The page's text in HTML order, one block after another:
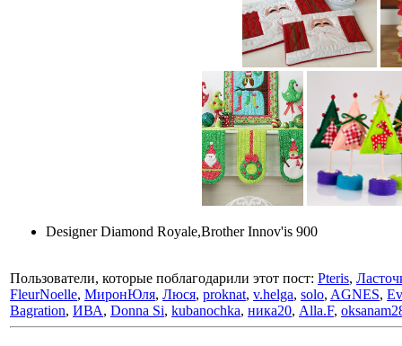
Designer Diamond Royale,Brother Innov'is 900
Пользователи, которые поблагодарили этот пост: Pteris,
FleurNoelle, МиронЮля, Люся, proknat, v.helga, solo, AGNES,
Bagration, ИВА, Donna Si, kubanochka, ника20, Alla.F,